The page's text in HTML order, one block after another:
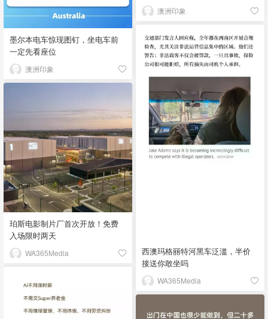
澳洲印象
墨尔本电车惊现图钉，坐电车前
一定先看座位
澳洲印象
西澳玛格丽特河黑车泛滥，半价
接送你敢坐吗
WA365Media
珀斯电影制片厂首次开放！免费
入场限时两天
WA365Media